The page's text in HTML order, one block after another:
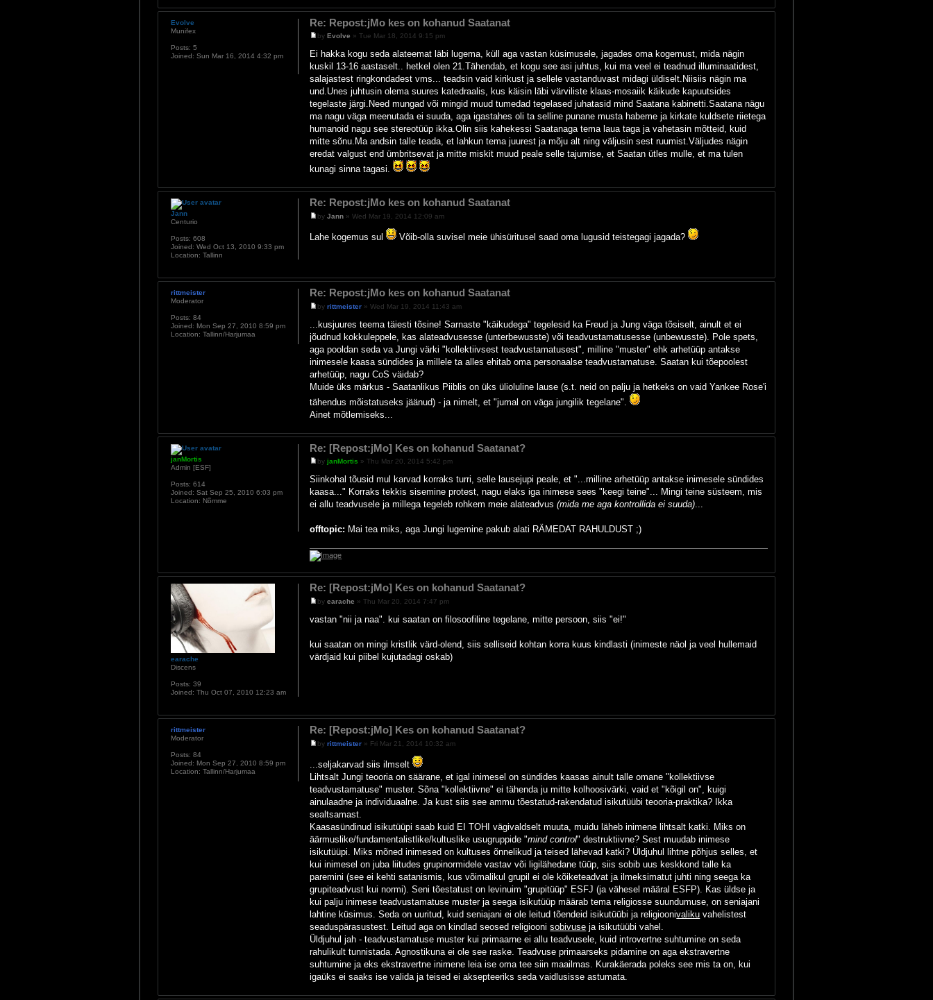
Re: Repost:jMo kes on kohanud Saatanat
by Evolve » Tue Mar 18, 2014 9:15 pm
Ei hakka kogu seda alateemat läbi lugema, küll aga vastan küsimusele, jagades oma kogemust, mida nägin
kuskil 13-16 aastaselt.. hetkel olen 21.Tähendab, et kogu see asi juhtus, kui ma veel ei teadnud illuminaatidest,
salajastest ringkondadest vms... teadsin vaid kirikust ja sellele vastanduvast midagi üldiselt.Niisiis nägin ma
und.Unes juhtusin olema suures katedraalis, kus käisin läbi värviliste klaas-mosaiik käikude kapuutsides
tegelaste järgi.Need mungad või mingid muud tumedad tegelased juhatasid mind Saatana kabinetti.Saatana nägu
ma nagu väga meenutada ei suuda, aga igastahes oli ta selline punane musta habeme ja kirkate kuldsete riietega
humanoid nagu see stereotüüp ikka.Olin siis kahekessi Saatanaga tema laua taga ja vahetasin mõtteid, kuid
mitte sõnu.Ma andsin talle teada, et lahkun tema juurest ja mõju alt ning väljusin sest ruumist.Väljudes nägin
eredat valgust end ümbritsevat ja mitte miskit muud peale selle tajumise, et Saatan ütles mulle, et ma tulen
kunagi sinna tagasi.
Evolve
Munifex
Posts: 5
Joined: Sun Mar 16, 2014 4:32 pm
Re: Repost:jMo kes on kohanud Saatanat
byJann » Wed Mar 19, 2014 12:09 am
Lahe kogemus sul Võib-olla suvisel meie ühisüritusel saad oma lugusid teistegagi jagada?
Jann
Centurio
Posts: 608
Joined: Wed Oct 13, 2010 9:33 pm
Location: Tallinn
Re: Repost:jMo kes on kohanud Saatanat
byrittmeister » Wed Mar 19, 2014 11:43 am
...kusjuures teema täiesti tõsine! Sarnaste "käikudega" tegelesid ka Freud ja Jung väga tõsiselt, ainult et ei
jõudnud kokkuleppele, kas alateadvusesse (unterbewusste) või teadvustamatusesse (unbewusste). Pole spets,
aga pooldan seda va Jungi värki "kollektiivsest teadvustamatusest", milline "muster" ehk arhetüüp antakse
inimesele kaasa sündides ja millele ta alles ehitab oma personaalse teadvustamatuse. Saatan kui tõepoolest
arhetüüp, nagu CoS väidab?
Muide üks märkus - Saatanlikus Piiblis on üks ülioluline lause (s.t. neid on palju ja hetkeks on vaid Yankee Rose'i
tähendus mõistatuseks jäänud) - ja nimelt, et "jumal on väga jungilik tegelane".
Ainet mõtlemiseks...
rittmeister
Moderator
Posts: 84
Joined: Mon Sep 27, 2010 8:59 pm
Location: Tallinn/Harjumaa
Re: [Repost:jMo] Kes on kohanud Saatanat?
byjanMortis » Thu Mar 20, 2014 5:42 pm
Siinkohal tõusid mul karvad korraks turri, selle lausejupi peale, et "...milline arhetüüp antakse inimesele sündides
kaasa..." Korraks tekkis sisemine protest, nagu elaks iga inimese sees "keegi teine"... Mingi teine süsteem, mis
ei allu teadvusele ja millega tegeleb rohkem meie alateadvus(mida me aga kontrollida ei suuda)...
offtopic: Mai tea miks, aga Jungi lugemine pakub alati RÄMEDAT RAHULDUST ;)
janMortis
Admin [ESF]
Posts: 614
Joined: Sat Sep 25, 2010 6:03 pm
Location: Nõmme
Re: [Repost:jMo] Kes on kohanud Saatanat?
byearache » Thu Mar 20, 2014 7:47 pm
vastan "nii ja naa". kui saatan on filosoofiline tegelane, mitte persoon, siis "ei!"
kui saatan on mingi kristlik värd-olend, siis selliseid kohtan korra kuus kindlasti (inimeste näol ja veel hullemaid
värdjaid kui piibel kujutadagi oskab)
earache
Discens
Posts: 39
Joined: Thu Oct 07, 2010 12:23 am
Re: [Repost:jMo] Kes on kohanud Saatanat?
byrittmeister » Fri Mar 21, 2014 10:32 am
...seljakarvad siis ilmselt
Lihtsalt Jungi teooria on säärane, et igal inimesel on sündides kaasas ainult talle omane "kollektiivse
teadvustamatuse" muster. Sõna "kollektiivne" ei tähenda ju mitte kolhoosivärki, vaid et "kõigil on", kuigi
ainulaadne ja individuaalne. Ja kust siis see ammu tõestatud-rakendatud isikutüübi teooria-praktika? Ikka
sealtsamast.
Kaasasündinud isikutüüpi saab kuid EI TOHI vägivaldselt muuta, muidu läheb inimene lihtsalt katki. Miks on
äärmuslike/fundamentalistlike/kultuslike usugruppide "mind control" destruktiivne? Sest muudab inimese
isikutüüpi. Miks mõned inimesed on kultuses õnnelikud ja teised lähevad katki? Üldjuhul lihtne põhjus selles, et
kui inimesel on juba liitudes grupinormidele vastav või ligilähedane tüüp, siis sobib uus keskkond talle ka
paremini (see ei kehti satanismis, kus võimalikul grupil ei ole kõiketeadvat ja ilmeksimatut juhti ning seega ka
grupiteadvust kui normi). Seni tõestatust on levinuim "grupitüüp" ESFJ (ja vähesel määral ESFP). Kas üldse ja
kui palju inimese teadvustamatuse muster ja seega isikutüüp määrab tema religiosse suundumuse, on seniajani
lahtine küsimus. Seda on uuritud, kuid seniajani ei ole leitud tõendeid isikutüübi ja religioonivaliku vahelistest
seaduspärasustest. Leitud aga on kindlad seosed religioonisobivuse ja isikutüübi vahel.
Üldjuhul jah - teadvustamatuse muster kui primaarne ei allu teadvusele, kuid introvertne suhtumine on seda
rahulikult tunnistada. Agnostikuna ei ole see raske. Teadvuse primaarseks pidamine on aga ekstravertne
suhtumine ja eks ekstravertne inimene leia ise oma tee siin maailmas. Kurakäerada poleks see mis ta on, kui
igaüks ei saaks ise valida ja teised ei aksepteeriks seda vaidlusisse astumata.
rittmeister
Moderator
Posts: 84
Joined: Mon Sep 27, 2010 8:59 pm
Location: Tallinn/Harjumaa